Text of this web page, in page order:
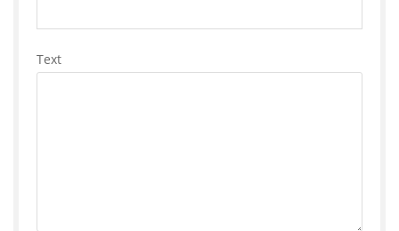
Text